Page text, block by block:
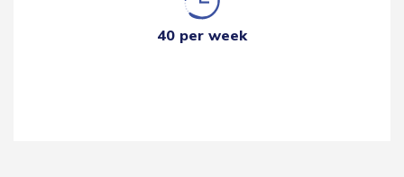
40 per week